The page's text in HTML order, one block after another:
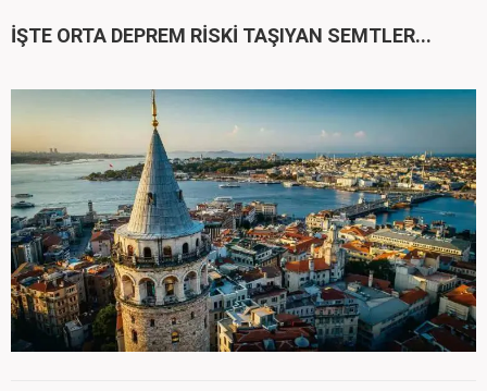
İŞTE ORTA DEPREM RİSKİ TAŞIYAN SEMTLER...